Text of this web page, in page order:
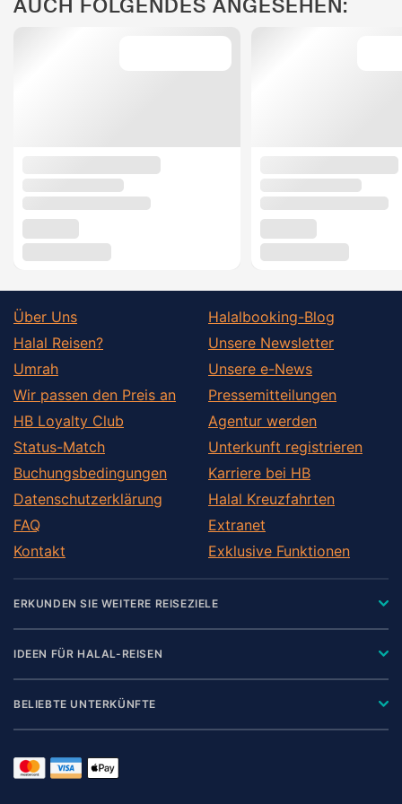
AUCH FOLGENDES ANGESEHEN:
Über Uns
Halal Reisen?
Umrah
Wir passen den Preis an
HB Loyalty Club
Status-Match
Buchungsbedingungen
Datenschutzerklärung
FAQ
Kontakt
Halalbooking-Blog
Unsere Newsletter
Unsere e-News
Pressemitteilungen
Agentur werden
Unterkunft registrieren
Karriere bei HB
Halal Kreuzfahrten
Extranet
Exklusive Funktionen
ERKUNDEN SIE WEITERE REISEZIELE
IDEEN FÜR HALAL-REISEN
BELIEBTE UNTERKÜNFTE